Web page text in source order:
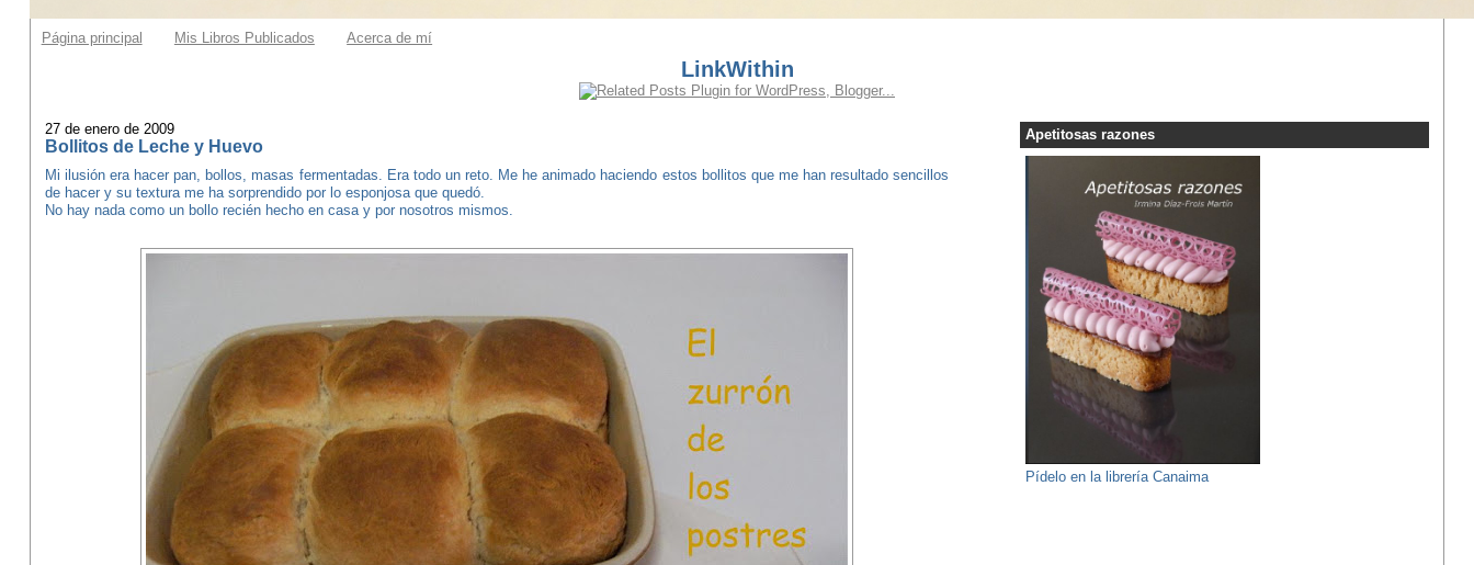
Página principal Mis Libros Publicados Acerca de mí
LinkWithin
27 de enero de 2009
Bollitos de Leche y Huevo
Mi ilusión era hacer pan, bollos, masas fermentadas. Era todo un reto. Me he animado haciendo estos bollitos que me han resultado sencillos
de hacer y su textura me ha sorprendido por lo esponjosa que quedó.
No hay nada como un bollo recién hecho en casa y por nosotros mismos.
Apetitosas razones
Pídelo en la librería Canaima